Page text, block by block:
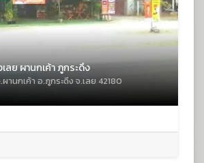
ลย ผานกเค้า ภูกระดึง
านกเค้า อ.ภูกระดึง จ.เลย 42180